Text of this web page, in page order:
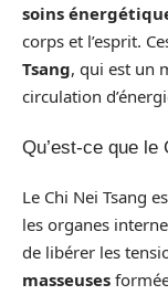
soins
corps et l’esprit.
Tsang, qui est un
circulation
Qu’est-ce que le
Le Chi Nei Tsang
les organes
de libérer les
masseuses